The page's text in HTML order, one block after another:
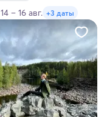
14 – 16 авг. +3 даты